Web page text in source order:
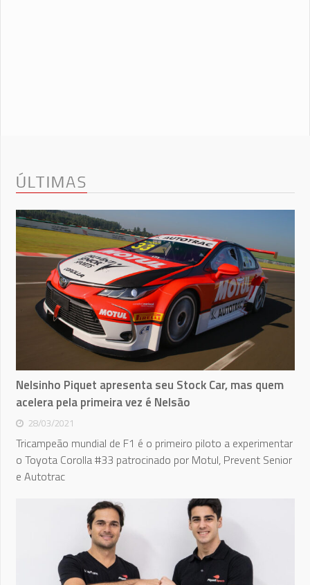
ÚLTIMAS
Nelsinho Piquet apresenta seu Stock Car, mas quem
acelera pela primeira vez é Nelsão
28/03/2021
Tricampeão mundial de F1 é o primeiro piloto a experimentar
o Toyota Corolla #33 patrocinado por Motul, Prevent Senior
e Autotrac